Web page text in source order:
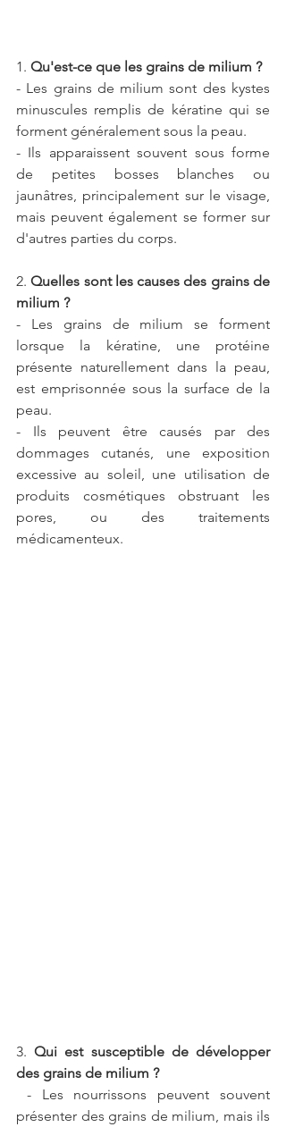
1. Qu'est-ce que les grains de milium ?
- Les grains de milium sont des kystes
minuscules remplis de kératine qui se
forment généralement sous la peau.
- Ils apparaissent souvent sous forme
de petites bosses blanches ou
jaunâtres, principalement sur le visage,
mais peuvent également se former sur
d'autres parties du corps.
2. Quelles sont les causes des grains de
milium ?
- Les grains de milium se forment
lorsque la kératine, une protéine
présente naturellement dans la peau,
est emprisonnée sous la surface de la
peau.
- Ils peuvent être causés par des
dommages cutanés, une exposition
excessive au soleil, une utilisation de
produits cosmétiques obstruant les
pores, ou des traitements
médicamenteux.
3. Qui est susceptible de développer
des grains de milium ?
présenter des grains de milium, mais ils